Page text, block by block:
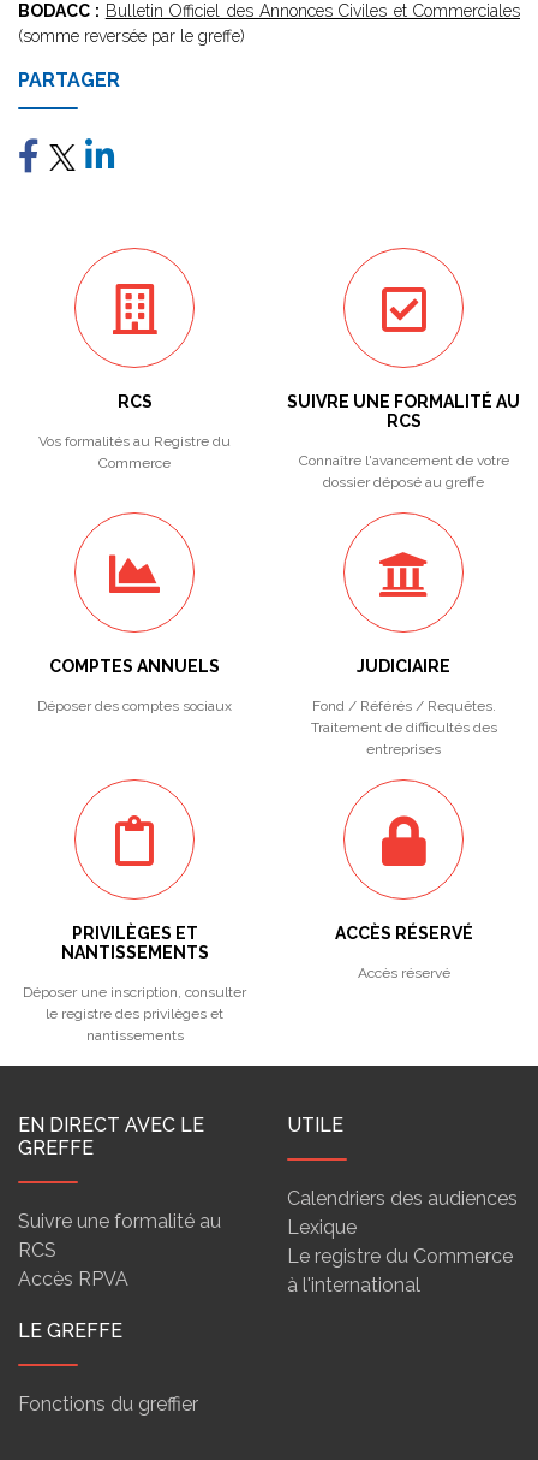
BODACC : Bulletin Officiel des Annonces Civiles et Commerciales
(somme reversée par le greffe)
PARTAGER
RCS
Vos formalités au Registre du
Commerce
SUIVRE UNE FORMALITÉ AU
RCS
Connaître l'avancement de votre
dossier déposé au greffe
COMPTES ANNUELS
Déposer des comptes sociaux
JUDICIAIRE
Fond / Référés / Requêtes.
Traitement de difficultés des
entreprises
PRIVILÈGES ET
NANTISSEMENTS
Déposer une inscription, consulter
le registre des privilèges et
nantissements
ACCÈS RÉSERVÉ
Accès réservé
EN DIRECT AVEC LE
GREFFE
Suivre une formalité au
RCS
Accès RPVA
UTILE
Calendriers des audiences
Lexique
Le registre du Commerce
à l'international
LE GREFFE
Fonctions du greffier